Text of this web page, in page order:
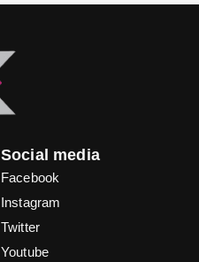
Social media
Facebook
Instagram
Twitter
Youtube